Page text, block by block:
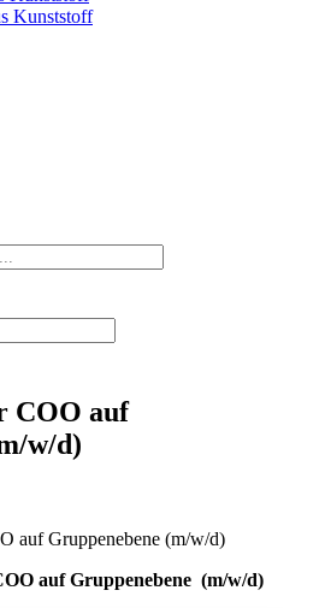
Kunststoff
COO auf
w/d)
auf Gruppenebene (m/w/d)
auf Gruppenebene (m/w/d)